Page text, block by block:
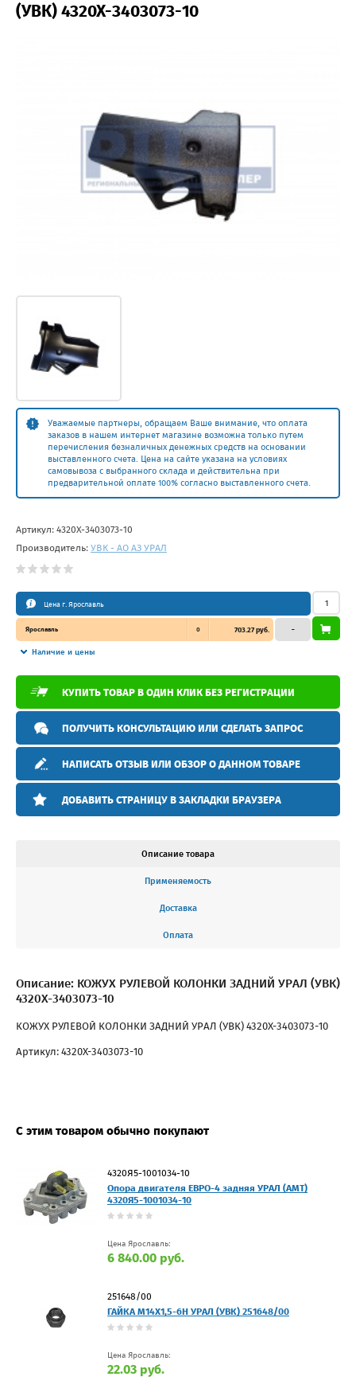
(УВК) 4320Х-3403073-10
Уважаемые партнеры, обращаем Ваше внимание, что оплата
заказов в нашем интернет магазине возможна только путем
перечисления безналичных денежных средств на основании
выставленного счета. Цена на сайте указана на условиях
самовывоза с выбранного склада и действительна при
предварительной оплате 100% согласно выставленного счета.
Артикул: 4320Х-3403073-10
Производитель: УВК - АО АЗ УРАЛ
Цена г. Ярославль
Ярославль 0 703.27 руб.
Наличие и цены
–
КУПИТЬ ТОВАР В ОДИН КЛИК БЕЗ РЕГИСТРАЦИИ
ПОЛУЧИТЬ КОНСУЛЬТАЦИЮ ИЛИ СДЕЛАТЬ ЗАПРОС
НАПИСАТЬ ОТЗЫВ ИЛИ ОБЗОР О ДАННОМ ТОВАРЕ
ДОБАВИТЬ СТРАНИЦУ В ЗАКЛАДКИ БРАУЗЕРА
Описание товара
Применяемость
Доставка
Оплата
Описание: КОЖУХ РУЛЕВОЙ КОЛОНКИ ЗАДНИЙ УРАЛ (УВК)
4320Х-3403073-10
КОЖУХ РУЛЕВОЙ КОЛОНКИ ЗАДНИЙ УРАЛ (УВК) 4320Х-3403073-10
Артикул: 4320Х-3403073-10
С этим товаром обычно покупают
4320Я5-1001034-10
Опора двигателя ЕВРО-4 задняя УРАЛ (АМТ)
4320Я5-1001034-10
Цена Ярославль:
6 840.00 руб.
251648/00
ГАЙКА М14Х1,5-6Н УРАЛ (УВК) 251648/00
Цена Ярославль:
22.03 руб.